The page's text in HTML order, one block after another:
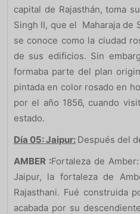
capital de Rajasthán, toma
Singh II, que el Maharaja de
se conoce como la ciudad
de sus edificios. Sin
formaba parte del plan
pintada en color rosado en
por el año 1856, cuando
estado.
Día 05: Jaipur: Después del
AMBER :Fortaleza de
Jaipur, la fortaleza de
Rajasthani. Fué construida
acabada por su